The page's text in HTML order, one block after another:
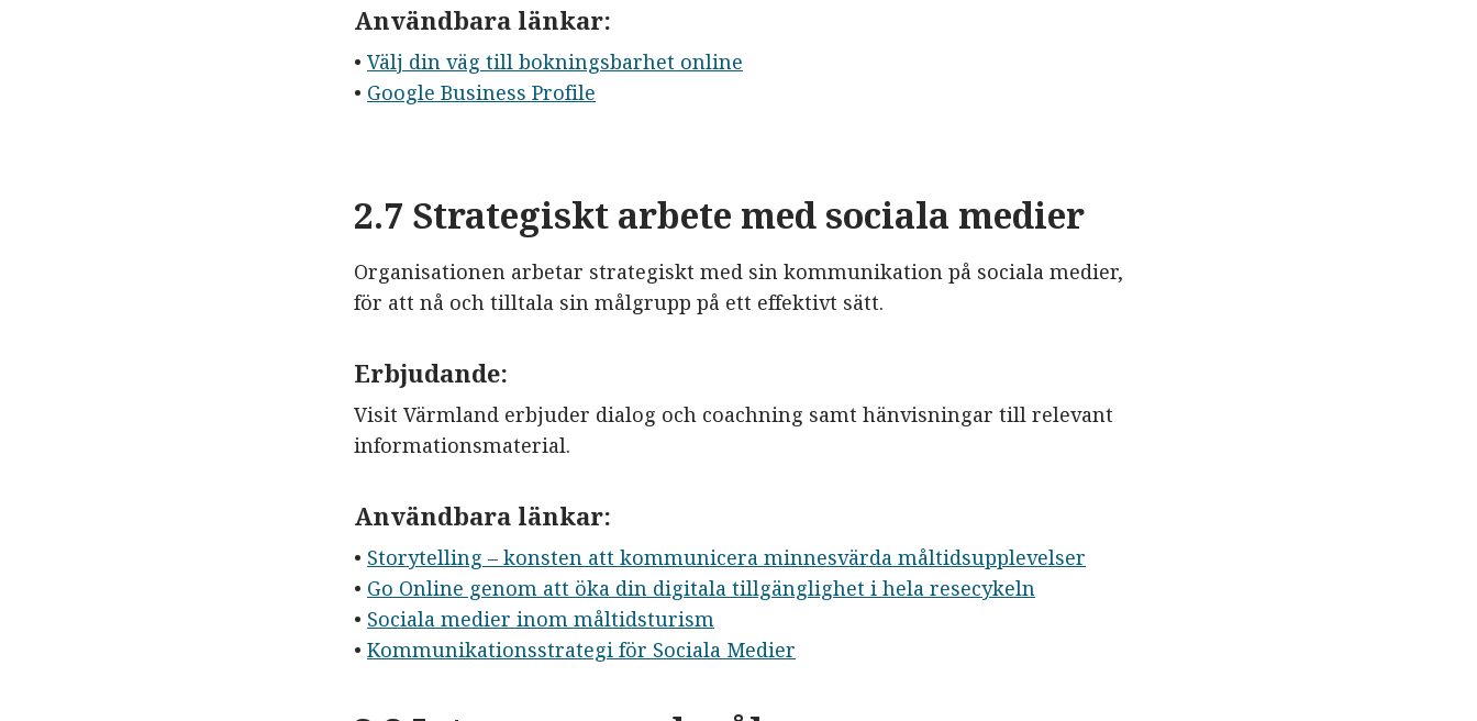
Användbara länkar:
• Välj din väg till bokningsbarhet online
• Google Business Profile
2.7 Strategiskt arbete med sociala medier
Organisationen arbetar strategiskt med sin kommunikation på sociala medier,
för att nå och tilltala sin målgrupp på ett effektivt sätt.
Erbjudande:
Visit Värmland erbjuder dialog och coachning samt hänvisningar till relevant
informationsmaterial.
Användbara länkar:
• Storytelling – konsten att kommunicera minnesvärda måltidsupplevelser
• Go Online genom att öka din digitala tillgänglighet i hela resecykeln
• Sociala medier inom måltidsturism
• Kommunikationsstrategi för Sociala Medier